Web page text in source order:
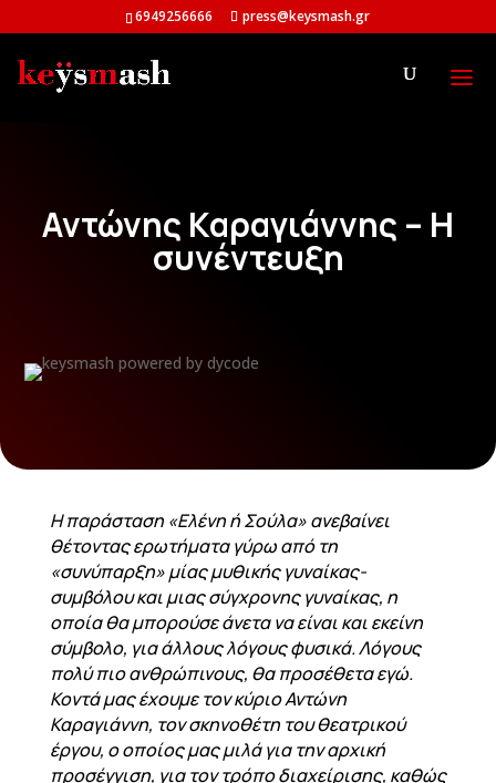
6949256666 press@keysmash.gr
Αντώνης Καραγιάννης – Η
συνέντευξη
H παράσταση «Ελένη ή Σούλα» ανεβαίνει
θέτοντας ερωτήματα γύρω από τη
«συνύπαρξη» μίας μυθικής γυναίκας-
συμβόλου και μιας σύγχρονης γυναίκας, η
οποία θα μπορούσε άνετα να είναι και εκείνη
σύμβολο, για άλλους λόγους φυσικά. Λόγους
πολύ πιο ανθρώπινους, θα προσέθετα εγώ.
Κοντά μας έχουμε τον κύριο Αντώνη
Καραγιάννη, τον σκηνοθέτη του θεατρικού
έργου, ο οποίος μας μιλά για την αρχική
προσέγγιση, για τον τρόπο διαχείρισης, καθώς